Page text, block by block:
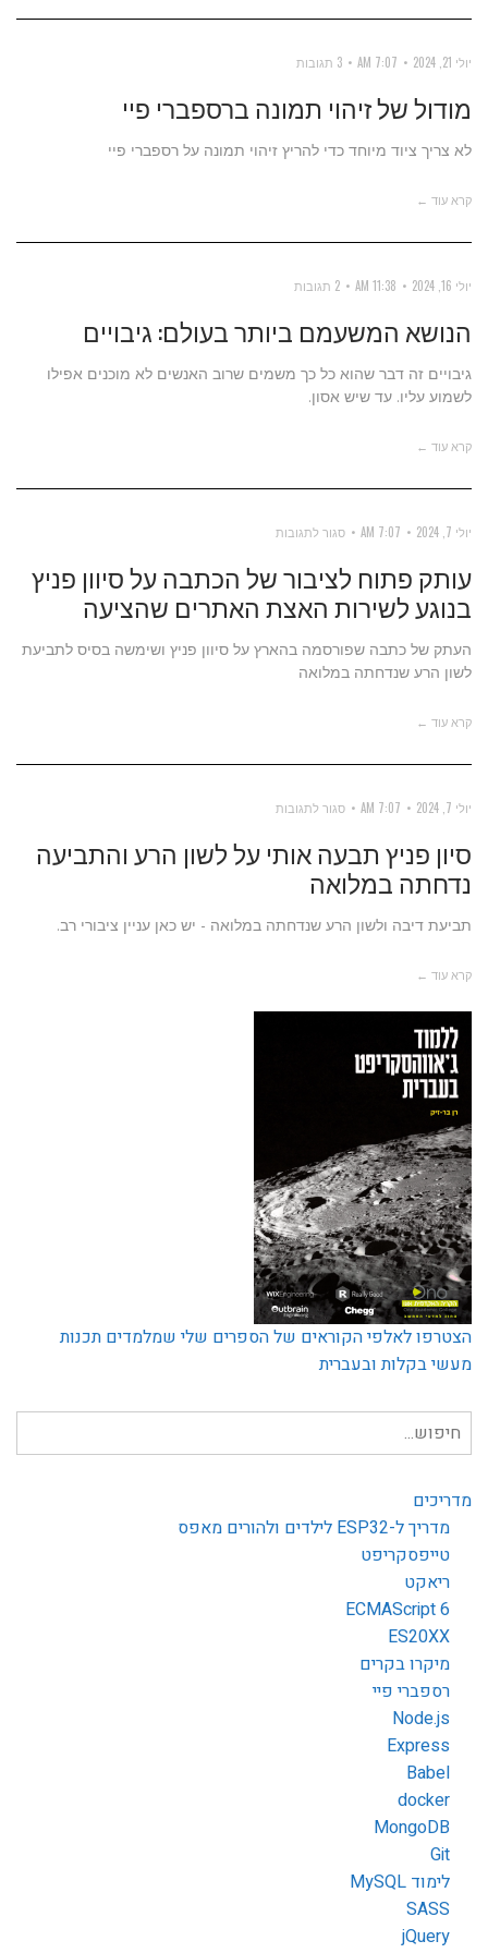
יולי 21, 2024 7:07 AM 3 תגובות
מודול של זיהוי תמונה ברספברי פיי
לא צריך ציוד מיוחד כדי להריץ זיהוי תמונה על רספברי פיי
קרא עוד ←
יולי 16, 2024 11:38 AM 2 תגובות
הנושא המשעמם ביותר בעולם: גיבויים
גיבויים זה דבר שהוא כל כך משמים שרוב האנשים לא מוכנים אפילו
לשמוע עליו. עד שיש אסון.
קרא עוד ←
יולי 7, 2024 7:07 AM סגור לתגובותעל
פתוח
לציבור
של
בנוגע
האצת
שהציעה
עותק פתוח לציבור של הכתבה על סיוון פניץ
בנוגע לשירות האצת האתרים שהציעה
העתק של כתבה שפורסמה בהארץ על סיוון פניץ ושימשה בסיס לתביעת
לשון הרע שנדחתה במלואה
קרא עוד ←
יולי 7, 2024 7:07 AM סגור לתגובותעל
פניץ
אותי
סיון פניץ תבעה אותי על לשון הרע והתביעה
נדחתה במלואה
תביעת דיבה ולשון הרע שנדחתה במלואה - יש כאן עניין ציבורי רב.
קרא עוד ←
הצטרפו לאלפי הקוראים של הספרים שלי שמלמדים תכנות
מעשי בקלות ובעברית
חיפוש
עבור:
מדריכים
מדריך ל-ESP32 לילדים ולהורים מאפס
טייפסקריפט
ריאקט
ECMAScript 6
ES20XX
מיקרו בקרים
רספברי פיי
Node.js
Express
Babel
docker
MongoDB
Git
לימוד MySQL
SASS
jQuery